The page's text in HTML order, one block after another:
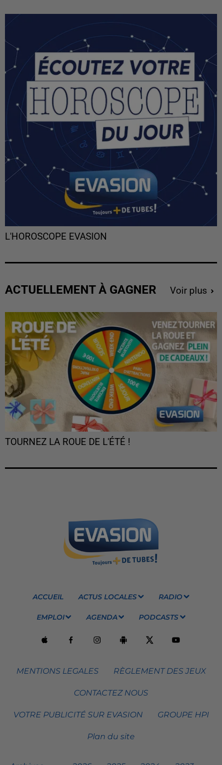
L'HOROSCOPE EVASION
ACTUELLEMENT À GAGNER Voir plus
TOURNEZ LA ROUE DE L'ÉTÉ !
ACCUEIL ACTUS LOCALES RADIO
EMPLOI AGENDA PODCASTS
MENTIONS LEGALES RÈGLEMENT DES JEUX
CONTACTEZ NOUS
VOTRE PUBLICITÉ SUR EVASION GROUPE HPI
Plan du site